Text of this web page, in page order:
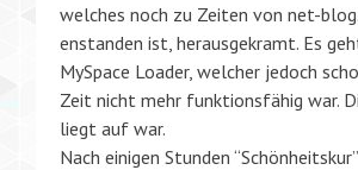
welches noch zu Zeiten von net-
enstanden ist, herausgekramt. Es
MySpace Loader, welcher jedoch
Zeit nicht mehr funktionsfähig war.
liegt auf war.
Nach einigen Stunden